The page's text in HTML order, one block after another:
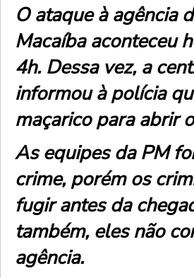
O ataque à agência
Macaíba aconteceu
4h. Dessa vez, a
informou à polícia
maçarico para abrir
As equipes da PM
crime, porém os
fugir antes da
também, eles não
agência.